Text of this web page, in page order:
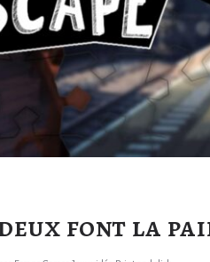
deux font la